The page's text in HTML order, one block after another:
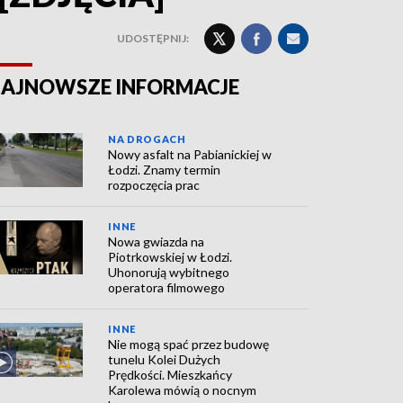
UDOSTĘPNIJ:
INFORMACJE
NA DROGACH
Nowy asfalt na Pabianickiej w
Łodzi. Znamy termin
rozpoczęcia prac
INNE
Nowa gwiazda na
Piotrkowskiej w Łodzi.
Uhonorują wybitnego
operatora filmowego
INNE
Nie mogą spać przez budowę
tunelu Kolei Dużych
Prędkości. Mieszkańcy
Karolewa mówią o nocnym